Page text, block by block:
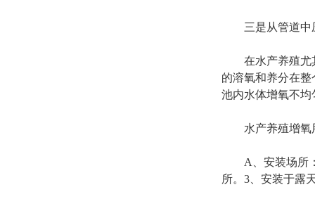
三是从管道中压
在水产养殖尤其
的溶氧和养分在
池内水体增氧不
水产养殖增氧
A、安装场所：
所。3、安装于露